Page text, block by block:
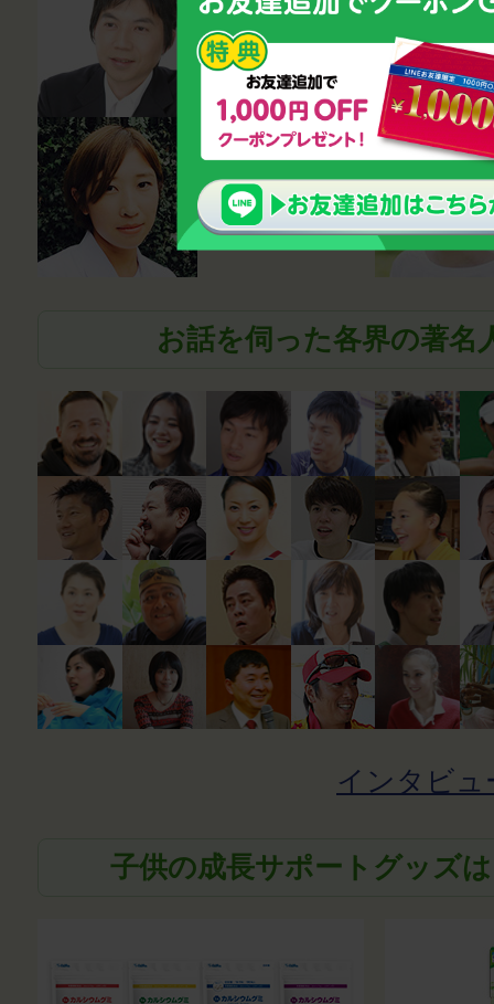
ラー・講師
鈴木雅幸
薬剤師
笹尾真波
お話を伺った各界の著名
インタビュ
子供の成長サポートグッズ